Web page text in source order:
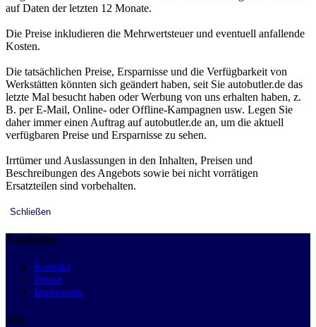
auf Daten der letzten 12 Monate.
Die Preise inkludieren die Mehrwertsteuer und eventuell anfallende
Kosten.
Die tatsächlichen Preise, Ersparnisse und die Verfügbarkeit von
Werkstätten könnten sich geändert haben, seit Sie autobutler.de das
letzte Mal besucht haben oder Werbung von uns erhalten haben, z.
B. per E-Mail, Online- oder Offline-Kampagnen usw. Legen Sie
daher immer einen Auftrag auf autobutler.de an, um die aktuell
verfügbaren Preise und Ersparnisse zu sehen.
Irrtümer und Auslassungen in den Inhalten, Preisen und
Beschreibungen des Angebots sowie bei nicht vorrätigen
Ersatzteilen sind vorbehalten.
Schließen
Autobutler
Kontakt
Presse
Impressum
Info